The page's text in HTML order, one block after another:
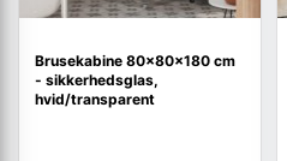
Brusekabine 80×80×180 cm
- sikkerhedsglas,
hvid/transparent